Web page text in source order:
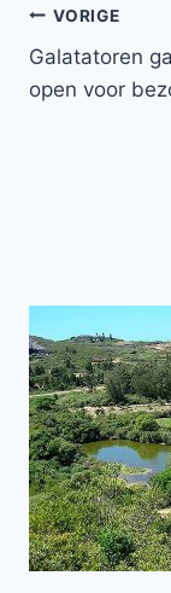
Bericht
VORIGE
Galatatoren
open voor